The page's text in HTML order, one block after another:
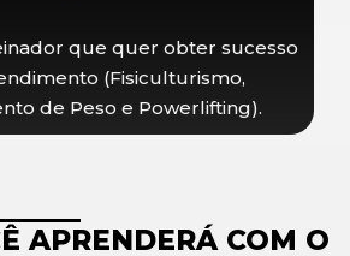
que quer obter sucesso
(Fisiculturismo,
de Peso e Powerlifting).
APRENDERÁ COM O